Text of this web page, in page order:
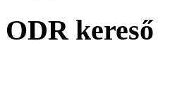
ODR kereső